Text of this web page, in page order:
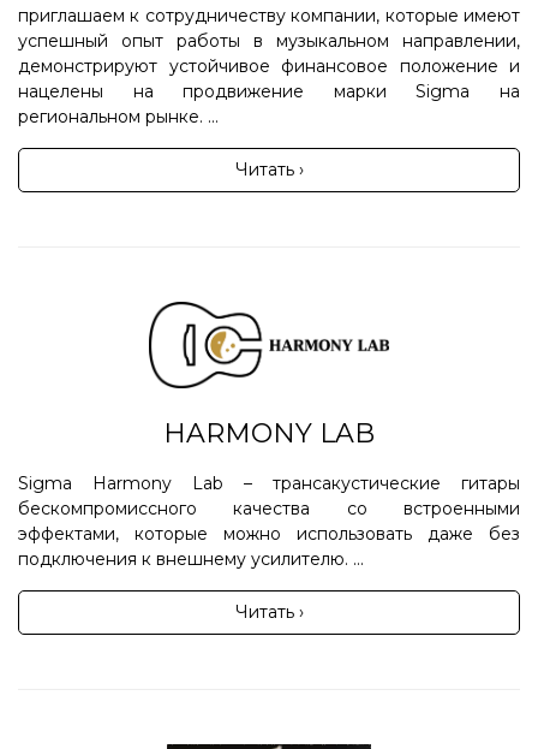
приглашаем к сотрудничеству компании, которые имеют
успешный опыт работы в музыкальном направлении,
демонстрируют устойчивое финансовое положение и
нацелены на продвижение марки Sigma на
региональном рынке. ...
Читать ›
HARMONY LAB
Sigma Harmony Lab – трансакустические гитары
бескомпромиссного качества со встроенными
эффектами, которые можно использовать даже без
подключения к внешнему усилителю. ...
Читать ›